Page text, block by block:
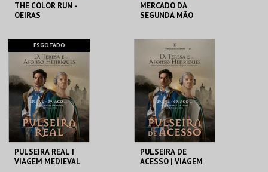
THE COLOR RUN -
OEIRAS
OEIRAS/JAMOR
MAIS INFO
INSCREVER
MERCADO DA
SEGUNDA MÃO
MERCADO
MUNICIPAL GMR
MAIS INFO
INSCREVER
ESGOTADO
PULSEIRA REAL |
VIAGEM MEDIEVAL
PULSEIRA DE
ACESSO | VIAGEM